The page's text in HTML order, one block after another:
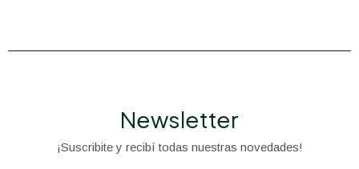
Newsletter
¡Suscribite y recibí todas nuestras novedades!